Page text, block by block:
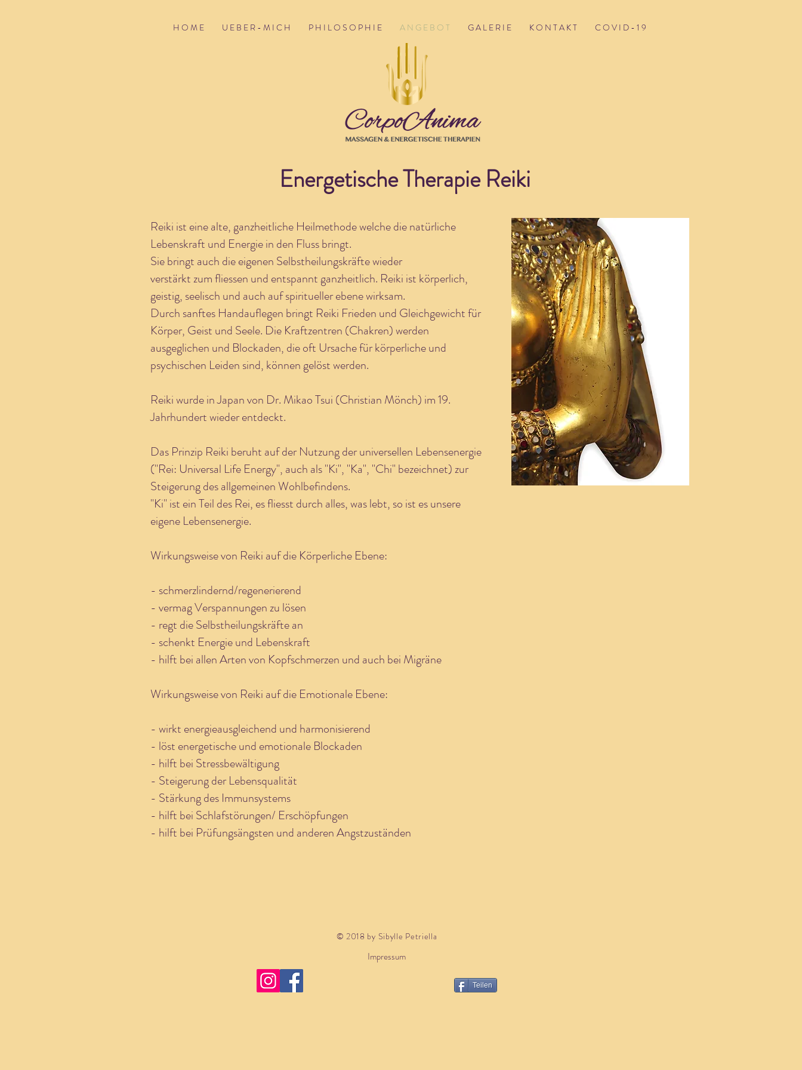
H O M E U E B E R - M I C H P H I L O S O P H I E A N G E B O T G A L E R I E K O N T A K T C O V I D - 1 9
Energetische Therapie Reiki
Reiki ist eine alte, ganzheitliche Heilmethode welche die natürliche
Lebenskraft und Energie in den Fluss bringt.
Sie bringt auch die eigenen Selbstheilungskräfte wieder
verstärkt zum fliessen und entspannt ganzheitlich. Reiki ist körperlich,
geistig, seelisch und auch auf spiritueller ebene wirksam.
Durch sanftes Handauflegen bringt Reiki Frieden und Gleichgewicht für
Körper, Geist und Seele. Die Kraftzentren (Chakren) werden
ausgeglichen und Blockaden, die oft Ursache für körperliche und
psychischen Leiden sind, können gelöst werden.
Reiki wurde in Japan von Dr. Mikao Tsui (Christian Mönch) im 19.
Jahrhundert wieder entdeckt.
Das Prinzip Reiki beruht auf der Nutzung der universellen Lebensenergie
("Rei: Universal Life Energy", auch als "Ki", "Ka", "Chi" bezeichnet) zur
Steigerung des allgemeinen Wohlbefindens.
"Ki" ist ein Teil des Rei, es fliesst durch alles, was lebt, so ist es unsere
eigene Lebensenergie.
Wirkungsweise von Reiki auf die Körperliche Ebene:
- schmerzlindernd/regenerierend
- vermag Verspannungen zu lösen
- regt die Selbstheilungskräfte an
- schenkt Energie und Lebenskraft
- hilft bei allen Arten von Kopfschmerzen und auch bei Migräne
Wirkungsweise von Reiki auf die Emotionale Ebene:
- wirkt energieausgleichend und harmonisierend
- löst energetische und emotionale Blockaden
- hilft bei Stressbewältigung
- Steigerung der Lebensqualität
- Stärkung des Immunsystems
- hilft bei Schlafstörungen/ Erschöpfungen
- hilft bei Prüfungsängsten und anderen Angstzuständen
© 2018 by Sibylle Petriella
Impressum
Teilen